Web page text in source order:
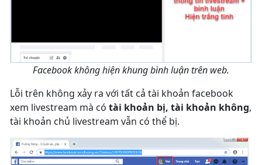
Facebook không hiện khung bình luận trên web.
Lỗi trên không xảy ra với tất cả tài khoản facebook
xem livestream mà có tài khoản bị, tài khoản không,
tài khoản chủ livestream vẫn có thể bị.